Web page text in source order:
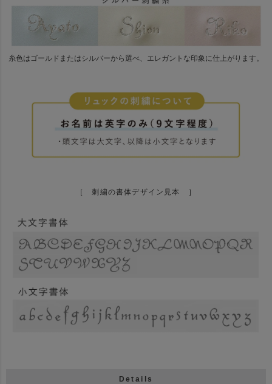
糸色はゴールドまたはシルバーから選べ、エレガントな印象に仕上がります。
［ 刺繍の書体デザイン見本 ］
Details